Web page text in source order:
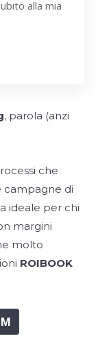
alla mia
, parola (anzi
che
campagne di
ideale per chi
margini
molto
ROIBOOK